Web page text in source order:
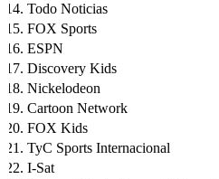
Todo Noticias
FOX Sports
ESPN
Discovery Kids
Nickelodeon
Cartoon Network
FOX Kids
TyC Sports Internacional
I-Sat